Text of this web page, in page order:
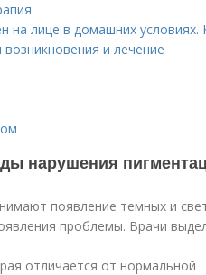
на лице в домашних условиях.
и лечение
нарушения
появление темных и
проблемы. Врачи
отличается от нормальной